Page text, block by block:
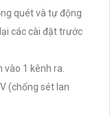
quét và tự động
các cài đặt trước
vào 1 kênh ra.
(chống sét lan